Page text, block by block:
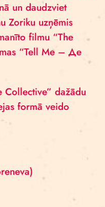
un daudzviet
Zoriku uzņēmis
filmu “The
“Tell Me – Де
Collective” dažādu
formā veido